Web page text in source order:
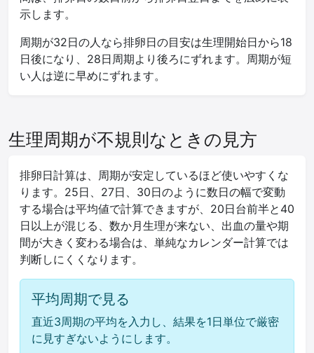
示します。
周期が32日の人なら排卵日の目安は生理開始日から18
日後になり、28日周期より後ろにずれます。周期が短
い人は逆に早めにずれます。
生理周期が不規則なときの見方
排卵日計算は、周期が安定しているほど使いやすくな
ります。25日、27日、30日のように数日の幅で変動
する場合は平均値で計算できますが、20日台前半と40
日以上が混じる、数か月生理が来ない、出血の量や期
間が大きく変わる場合は、単純なカレンダー計算では
判断しにくくなります。
平均周期で見る
直近3周期の平均を入力し、結果を1日単位で厳密
に見すぎないようにします。